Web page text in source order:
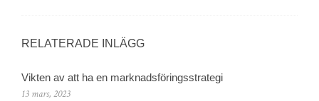
RELATERADE INLÄGG
Vikten av att ha en marknadsföringsstrategi
13 mars, 2023